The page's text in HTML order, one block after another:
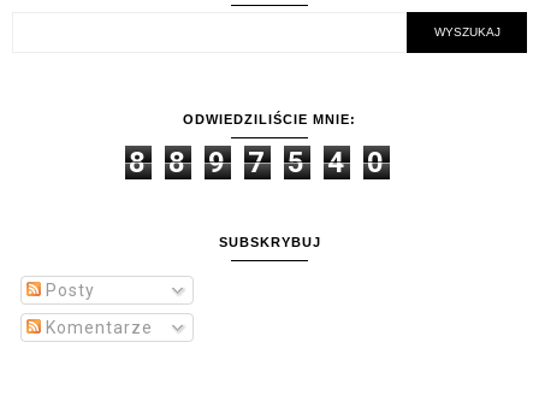
ODWIEDZILIŚCIE MNIE:
8 8 9 7 5 4 0
SUBSKRYBUJ
Posty
Komentarze